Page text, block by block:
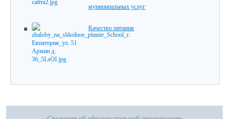
муниципальных услуг
Качество питания